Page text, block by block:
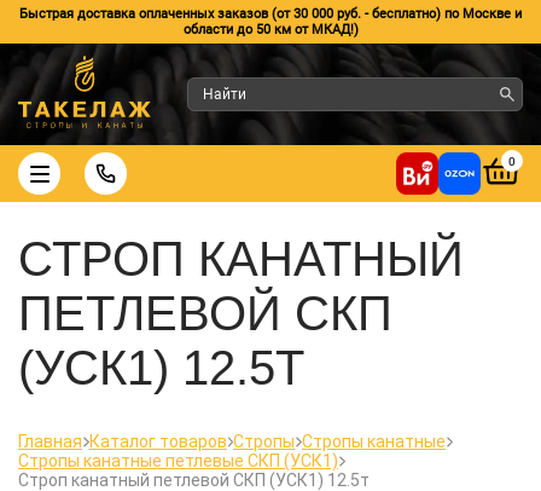
Быстрая доставка оплаченных заказов (от 30 000 руб. - бесплатно) по Москве и
области до 50 км от МКАД!)
0
СТРОП КАНАТНЫЙ
ПЕТЛЕВОЙ СКП
(УСК1) 12.5Т
Главная Каталог товаров Стропы Стропы канатные
Стропы канатные петлевые СКП (УСК1)
Строп канатный петлевой СКП (УСК1) 12.5т